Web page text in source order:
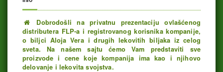
Dobrodošli na privatnu prezentaciju ovlašćenog
distributera FLP-a i registrovanog korisnika kompanije,
o biljci Aloja Vera i drugih lekovitih biljaka iz celog
sveta. Na našem sajtu ćemo Vam predstaviti sve
proizvode i cene koje kompanija ima kao i njihovo
delovanje i lekovita svojstva.